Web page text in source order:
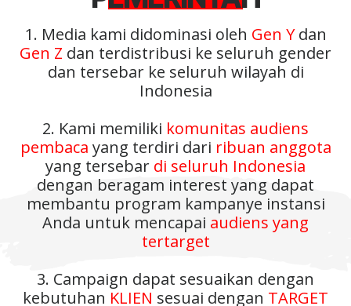
1. Media kami didominasi oleh Gen Ydan
Gen Z dan terdistribusi ke seluruh gender
dan tersebar ke seluruh wilayah di
Indonesia
2. Kami memiliki komunitas audiens
pembaca yang terdiri dari ribuan anggota
yang tersebar di seluruh Indonesia
dengan beragam interest yang dapat
membantu program kampanye instansi
Anda untuk mencapai audiens yang
tertarget
3. Campaign dapat sesuaikan dengan
kebutuhan KLIEN sesuai dengan TARGET